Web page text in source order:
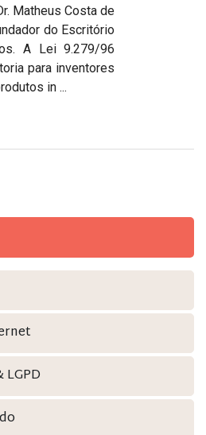
Matheus Costa de
do Escritório
A Lei 9.279/96
para inventores
in ...